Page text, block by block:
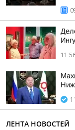
ЛЕНТА НОВОСТЕЙ